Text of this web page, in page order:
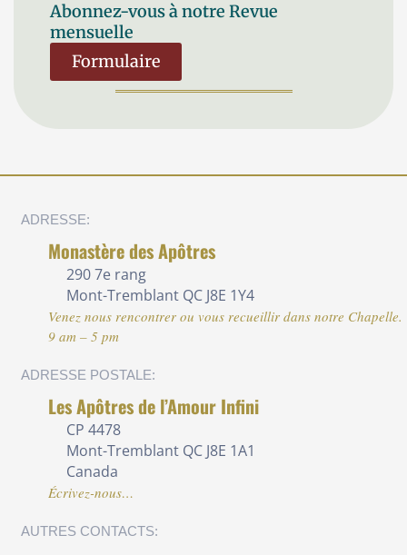
Abonnez-vous à notre Revue
mensuelle
Formulaire
ADRESSE:
Monastère des Apôtres
290 7e rang
Mont-Tremblant QC J8E 1Y4
Venez nous rencontrer ou vous recueillir dans notre Chapelle.
9 am – 5 pm
ADRESSE POSTALE:
Les Apôtres de l’Amour Infini
CP 4478
Mont-Tremblant QC J8E 1A1
Canada
Écrivez-nous…
AUTRES CONTACTS: